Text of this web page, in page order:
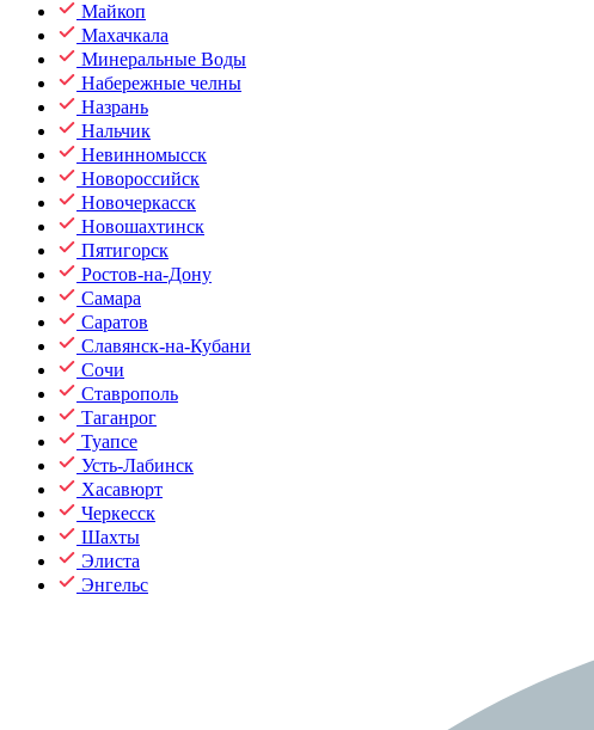
Майкоп
Махачкала
Минеральные Воды
Набережные челны
Назрань
Нальчик
Невинномысск
Новороссийск
Новочеркасск
Новошахтинск
Пятигорск
Ростов-на-Дону
Самара
Саратов
Славянск-на-Кубани
Сочи
Ставрополь
Таганрог
Туапсе
Усть-Лабинск
Хасавюрт
Черкесск
Шахты
Элиста
Энгельс